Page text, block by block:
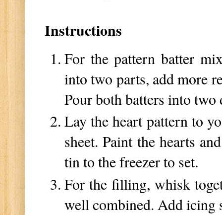
Instructions
For the pattern batter
into two parts, add more
Pour both batters into
Lay the heart pattern to
sheet. Paint the hearts
tin to the freezer to set.
For the filling, whisk
well combined. Add icing